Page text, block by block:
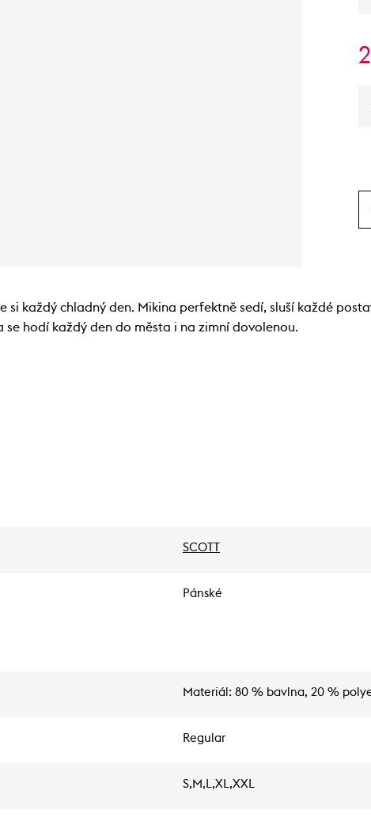
si každý chladný den. Mikina perfektně sedí, sluší každé
hodí každý den do města i na zimní dovolenou.
SCOTT
Pánské
Materiál: 80 % bavlna, 20 %
Regular
S,M,L,XL,XXL